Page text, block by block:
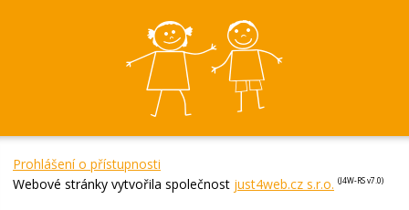
Prohlášení o přístupnosti
Webové stránky vytvořila společnost just4web.cz s.r.o. (J4W-RS v7.0)